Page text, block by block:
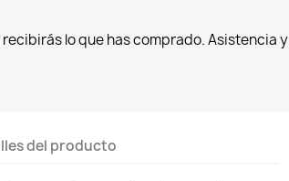
lo que has comprado. Asistencia y
del producto